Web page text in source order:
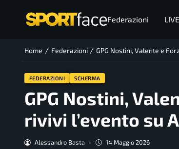
Federazioni LIVE
Home / Federazioni / GPG Nostini, Valente e
FEDERAZIONI SCHERMA
GPG Nostini,
rivivi l’evento su
Alessandro Basta - 14 Maggio 2026